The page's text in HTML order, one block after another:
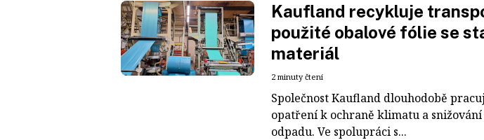
Kaufland recykluje
použité obalové fólie se
materiál
2 minuty čtení
Společnost Kaufland dlouhodobě
opatření k ochraně klimatu a
odpadu. Ve spolupráci s...